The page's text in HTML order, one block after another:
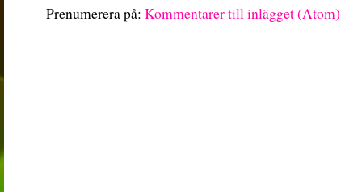
Prenumerera på: Kommentarer till inlägget (Atom)